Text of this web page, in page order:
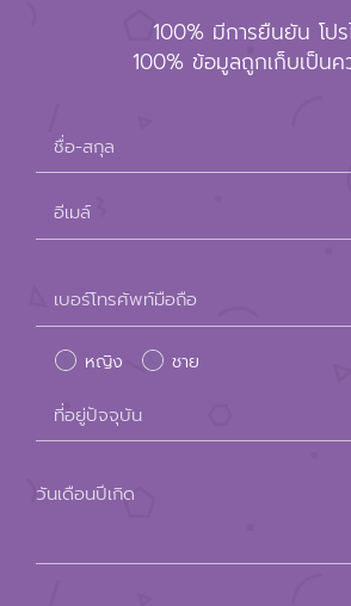
100% มีการยืนยัน โป
100% ข้อมูลถูกเก็บเป็นค
ชื่อ-สกุล
อีเมล์
leave
this
field
empty.
เบอร์โทรศัพท์มือถือ
หญิง ชาย
ที่อยู่ปัจจุบัน
วันเดือนปีเกิด